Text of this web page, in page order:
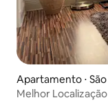
Apartamento ⋅
Melhor